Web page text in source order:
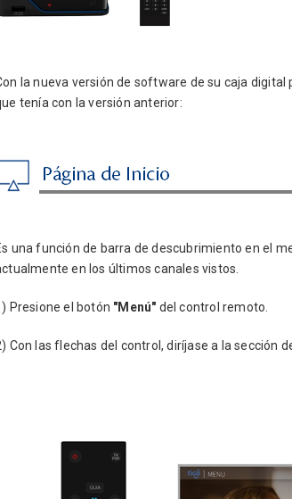
la nueva versión de software de su caja
tenía con la versión anterior:
una función de barra de descubrimiento en el
en los últimos canales vistos.
Presione el botón "Menú" del control remoto.
Con las flechas del control, diríjase a la sección